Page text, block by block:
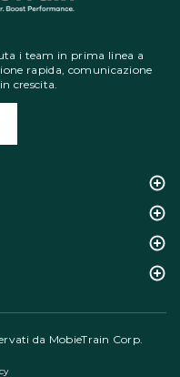
i team in prima linea a
rapida, comunicazione
crescita.
da MobieTrain Corp.